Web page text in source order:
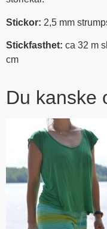
Stickor: 2,5 mm
Stickfasthet: ca 32 m
cm
Du kanske